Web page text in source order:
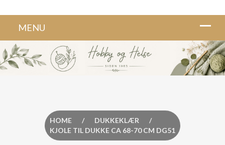
HOME / DUKKEKLÆR
/
KJOLE TIL DUKKE CA 68-70 CM DG51